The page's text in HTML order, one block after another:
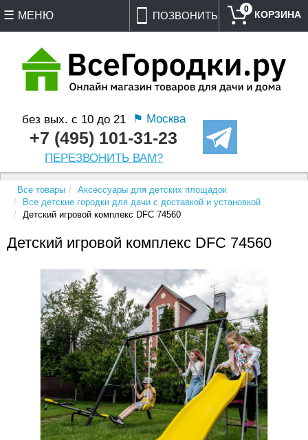
ПОЗВОНИТЬ
без вых. с 10 до 21 ⚑ Москва
+7 (495) 101-31-23
ПЕРЕЗВОНИТЬ ВАМ?
0
МЕНЮ
Все товары
Аксессуары для детских площадок
Все детские городки для дачи с доставкой и установкой
Детский игровой комплекс DFC 74560
Детский игровой комплекс DFC 74560